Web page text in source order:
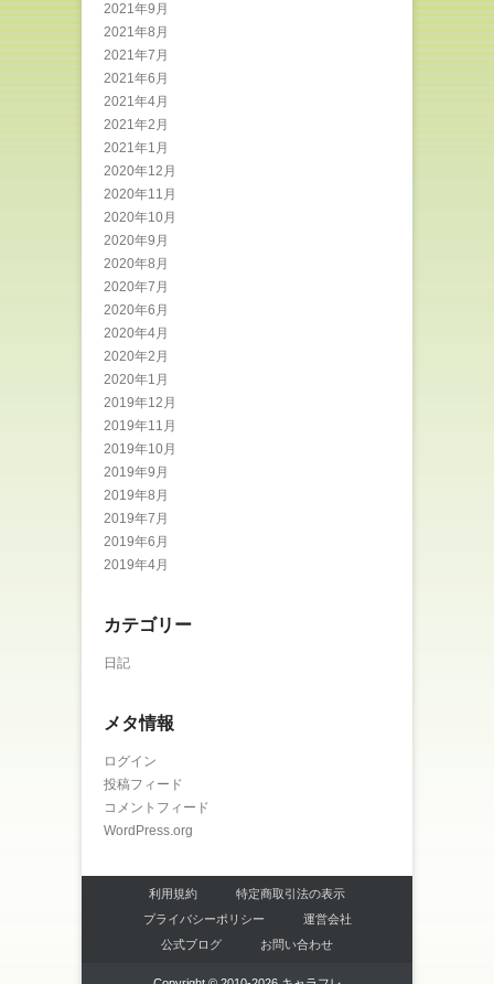
2021年9月
2021年8月
2021年7月
2021年6月
2021年4月
2021年2月
2021年1月
2020年12月
2020年11月
2020年10月
2020年9月
2020年8月
2020年7月
2020年6月
2020年4月
2020年2月
2020年1月
2019年12月
2019年11月
2019年10月
2019年9月
2019年8月
2019年7月
2019年6月
2019年4月
カテゴリー
日記
メタ情報
ログイン
投稿フィード
コメントフィード
WordPress.org
利用規約
特定商取引法の表示
プライバシーポリシー
運営会社
公式ブログ
お問い合わせ